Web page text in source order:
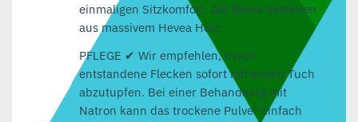
einmaligen Sitzkomfort. Die Beine bestehen
aus massivem Hevea Holz.
PFLEGE ✔ Wir empfehlen, frisch
entstandene Flecken sofort mit einem Tuch
abzutupfen. Bei einer Behandlung mit
Natron kann das trockene Pulver einfach